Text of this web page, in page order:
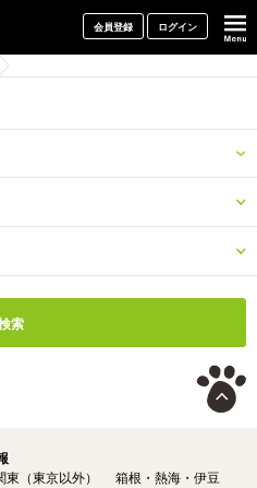
会員登録 ログイン
東（東京以外）
箱根・熱海・伊豆